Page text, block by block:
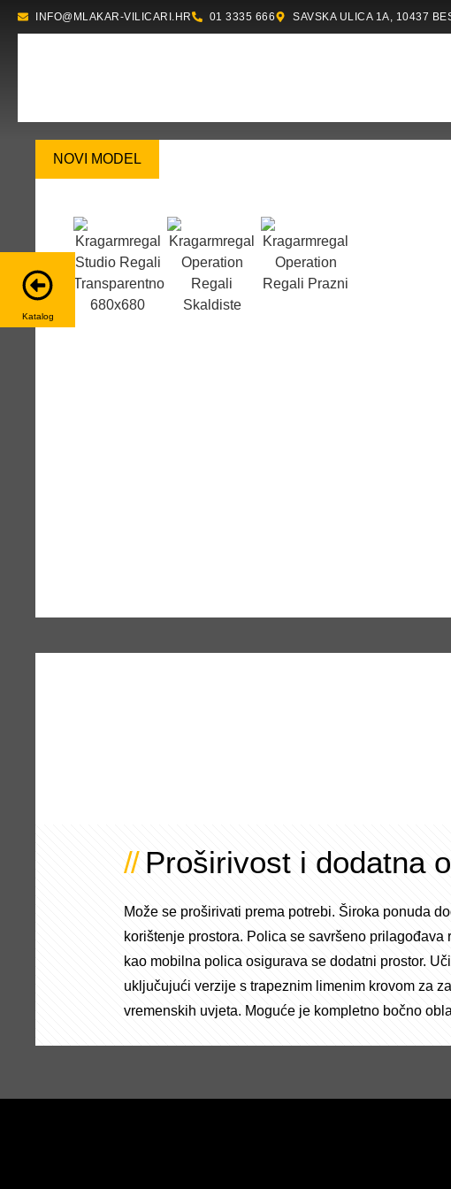
INFO@MLAKAR-VILICARI.HR 01 3335 666 SAVSKA ULICA 1A, 10437
NOVI MODEL
Proširivost i dodatna
Može se proširivati prema potrebi. Široka ponuda
korištenje prostora. Polica se savršeno prilagođava
kao mobilna polica osigurava se dodatni prostor.
uključujući verzije s trapeznim limenim krovom za
vremenskih uvjeta. Moguće je kompletno bočno